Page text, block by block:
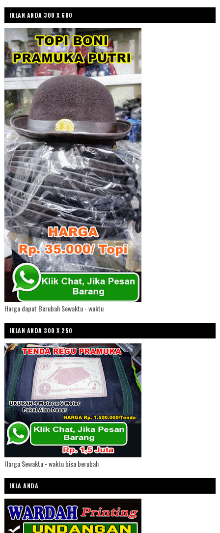
IKLAN ANDA 300 X 600
Harga dapat Berubah Sewaktu - waktu
IKLAN ANDA 300 X 250
Harga Sewaktu - waktu bisa berubah
IKLA ANDA